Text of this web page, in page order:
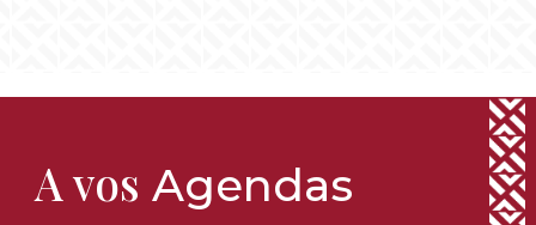
A vos Agendas